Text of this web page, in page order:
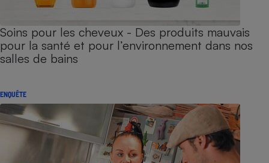
Soins pour les cheveux - Des produits mauvais
pour la santé et pour l’environnement dans nos
salles de bains
ENQUÊTE